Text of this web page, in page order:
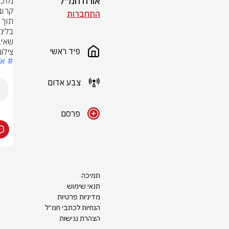
התחברות
פיד ראשי
צבע אדום
פרסם
תמיכה
תנאי שימוש
מדיניות פרטיות
הנחיות לכתבי חמ״ל
הצהרת נגישות
תוך
#